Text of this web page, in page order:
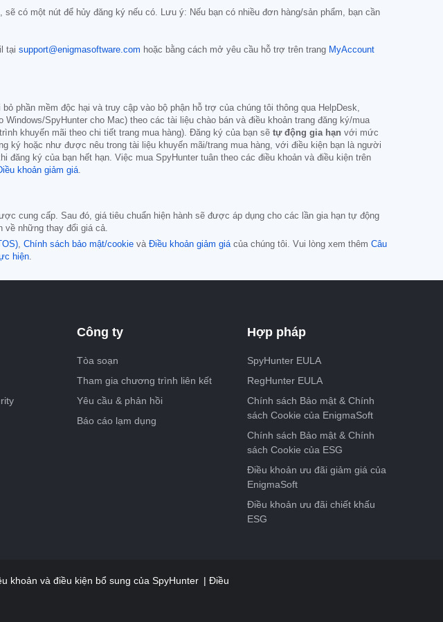
sẽ có một nút để hủy đăng ký nếu có. Lưu ý: Nếu bạn có nhiều đơn hàng/sản phẩm, bạn cần
tại support@enigmasoftware.com hoặc bằng cách mở yêu cầu hỗ trợ trên trang MyAccount
phần mềm độc hại và truy cập vào bộ phận hỗ trợ của chúng tôi thông qua HelpDesk,
Windows/SpyHunter cho Mac) theo các tài liệu chào bán và điều khoản trang đăng ký/mua
khuyến mãi theo chi tiết trang mua hàng). Đăng ký của bạn sẽ tự động gia hạn với mức
ký hoặc như được nêu trong tài liệu khuyến mãi/trang mua hàng, với điều kiện bạn là người
ký của bạn hết hạn. Việc mua SpyHunter tuân theo các điều khoản và điều kiện trên
khoản giảm giá
cung cấp. Sau đó, giá tiêu chuẩn hiện hành sẽ được áp dụng cho các lần gia hạn tự động
những thay đổi giá cả.
Chính sách bảo mật/cookie và Điều khoản giảm giá của chúng tôi. Vui lòng xem thêm Câu
hiện
Công ty
Tòa soạn
Tham gia chương trình liên kết
Yêu cầu & phản hồi
Báo cáo lạm dụng
Hợp pháp
SpyHunter EULA
RegHunter EULA
Chính sách Bảo mật & Chính
sách Cookie của EnigmaSoft
Chính sách Bảo mật & Chính
sách Cookie của ESG
Điều khoản ưu đãi giảm giá của
EnigmaSoft
Điều khoản ưu đãi chiết khấu
ESG
khoản và điều kiện bổ sung của SpyHunter
Điều